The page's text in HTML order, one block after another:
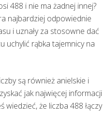
488 i nie ma żadnej innej?
najbardziej odpowiednie
i uznały za stosowne dać
uchylić rąbka tajemnicy na
są również anielskie i
jak najwięcej informacji
że liczba 488 łączy